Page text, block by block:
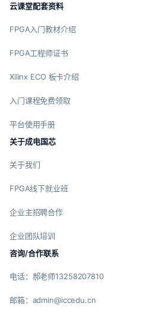
云课堂配套资料
FPGA入门教材介绍
FPGA工程师证书
Xilinx ECO 板卡介绍
入门课程免费领取
平台使用手册
关于成电国芯
关于我们
FPGA线下就业班
企业主招聘合作
企业团队培训
咨询/合作联系
电话：郝老师13258207810
邮箱：admin@iccedu.cn